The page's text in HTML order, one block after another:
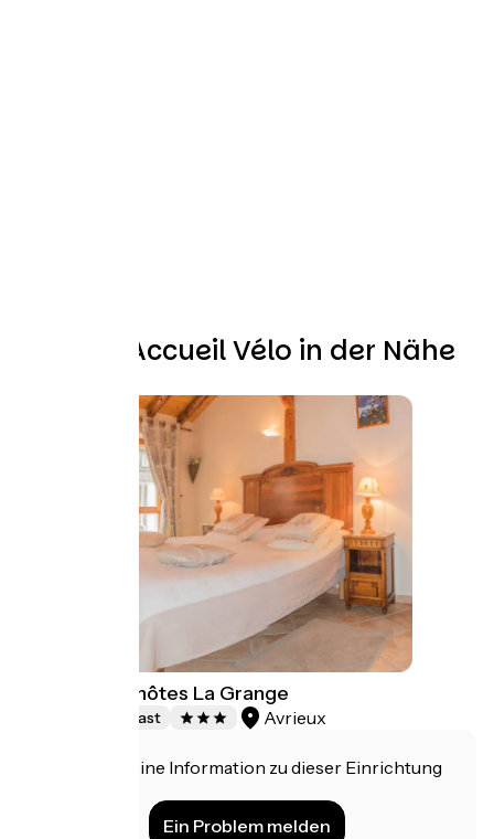
Weitere Accueil Vélo in der Nähe
Chambres d'hôtes La Grange
Bed and breakfast Avrieux
Haben Sie eine Information zu dieser Einrichtung
Ein Problem melden